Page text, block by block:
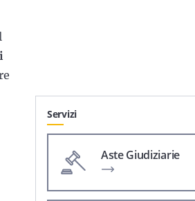
Servizi
Aste Giudiziarie